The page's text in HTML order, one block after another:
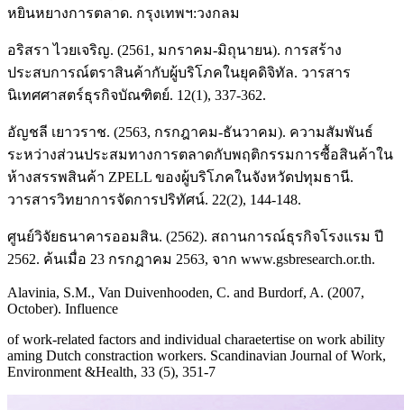
หยินหยางการตลาด. กรุงเทพฯ:วงกลม
อริสรา ไวยเจริญ. (2561, มกราคม-มิถุนายน). การสร้าง
ประสบการณ์ตราสินค้ากับผู้บริโภคในยุคดิจิทัล. วารสาร
นิเทศศาสตร์ธุรกิจบัณฑิตย์. 12(1), 337-362.
อัญชลี เยาวราช. (2563, กรกฎาคม-ธันวาคม). ความสัมพันธ์
ระหว่างส่วนประสมทางการตลาดกับพฤติกรรมการซื้อสินค้าใน
ห้างสรรพสินค้า ZPELL ของผู้บริโภคในจังหวัดปทุมธานี.
วารสารวิทยาการจัดการปริทัศน์. 22(2), 144-148.
ศูนย์วิจัยธนาคารออมสิน. (2562). สถานการณ์ธุรกิจโรงแรม ปี
2562. ค้นเมื่อ 23 กรกฎาคม 2563, จาก www.gsbresearch.or.th.
Alavinia, S.M., Van Duivenhooden, C. and Burdorf, A. (2007,
October). Influence
of work-related factors and individual charaetertise on work ability
aming Dutch constraction workers. Scandinavian Journal of Work,
Environment &Health, 33 (5), 351-7